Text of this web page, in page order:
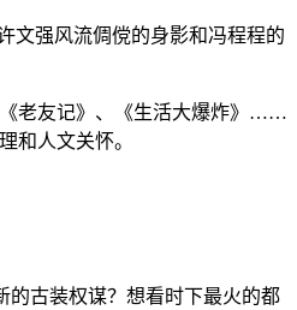
文强风流倜傥的身影和冯程程的
《老友记》、《生活大爆炸》……
和人文关怀。
的古装权谋？想看时下最火的都